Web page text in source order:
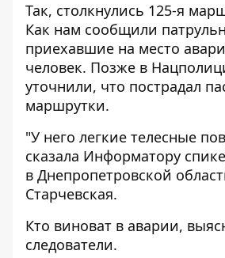
Так, столкнулись 125-я
Как нам сообщили
приехавшие на место
человек. Позже в
уточнили, что пострадал
маршрутки.
"У него легкие телесные
сказала Информатору
в Днепропетровской
Старчевская.
Кто виноват в аварии,
следователи.